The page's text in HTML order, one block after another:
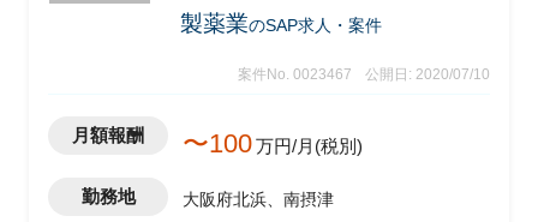
製薬業のSAP求人・案件
案件No. 0023467 公開日: 2020/07/10
月額報酬 〜100万円/月(税別)
勤務地 大阪府北浜、南摂津